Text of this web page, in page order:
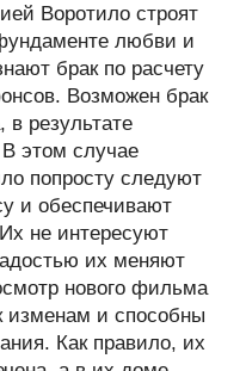
Воротило строят
любви и
брак по расчету
Возможен брак
в результате
В этом случае
попросту следуют
и обеспечивают
не интересуют
их меняют
нового фильма
изменам и способны
Как правило, их